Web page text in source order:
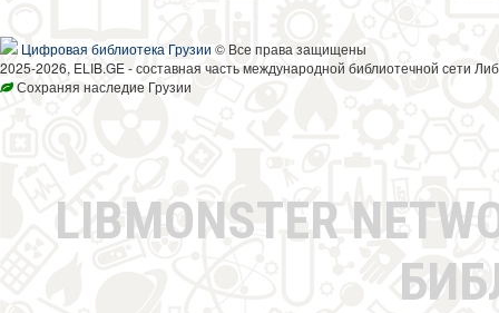
Цифровая библиотека Грузии © Все права защищены
2025-2026, ELIB.GE - составная часть международной библиотечной сети
Сохраняя наследие Грузии
LIBMONSTER